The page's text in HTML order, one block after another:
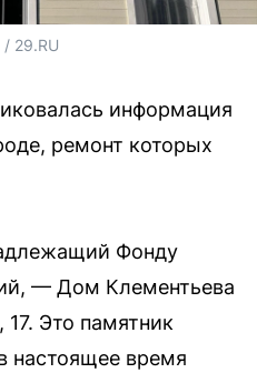
29.RU
информация
ремонт которых
Фонду
— Дом Клементьева
Это памятник
настоящее время